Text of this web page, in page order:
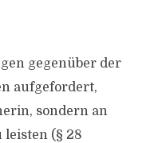
gegenüber der
aufgefordert,
sondern an
(§ 28